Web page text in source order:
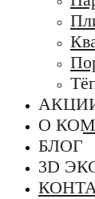
О
БЛОГ
3D